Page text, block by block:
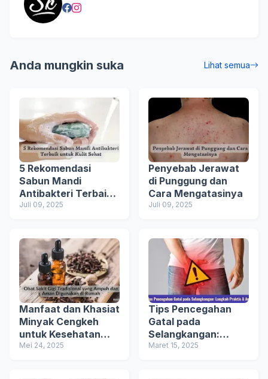
Anda mungkin suka Lihat semua
5 Rekomendasi
Sabun Mandi
Antibakteri Terbaik
untuk Kulit Sehat
Juli 09, 2025
Penyebab Jerawat
di Punggung dan
Cara Mengatasinya
Juli 09, 2025
Manfaat dan Khasiat
Minyak Cengkeh
untuk Kesehatan
Tubuh
Mei 24, 2025
Tips Pencegahan
Gatal pada
Selangkangan:
Langkah Praktis &
Maret 15, 2025